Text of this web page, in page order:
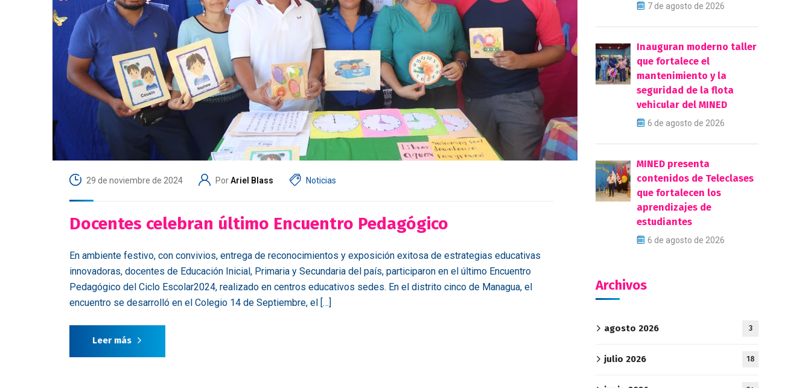
29 de noviembre de 2024 PorAriel Blass Noticias
Docentes celebran último Encuentro Pedagógico
En ambiente festivo, con convivios, entrega de reconocimientos y exposición exitosa de estrategias educativas
innovadoras, docentes de Educación Inicial, Primaria y Secundaria del país, participaron en el último Encuentro
Pedagógico del Ciclo Escolar2024, realizado en centros educativos sedes. En el distrito cinco de Managua, el
encuentro se desarrolló en el Colegio 14 de Septiembre, el […]
Leer más
7 de agosto de 2026
Inauguran moderno taller
que fortalece el
mantenimiento y la
seguridad de la flota
vehicular del MINED
6 de agosto de 2026
MINED presenta
contenidos de Teleclases
que fortalecen los
aprendizajes de
estudiantes
6 de agosto de 2026
Archivos
agosto 2026 3
julio 2026 18